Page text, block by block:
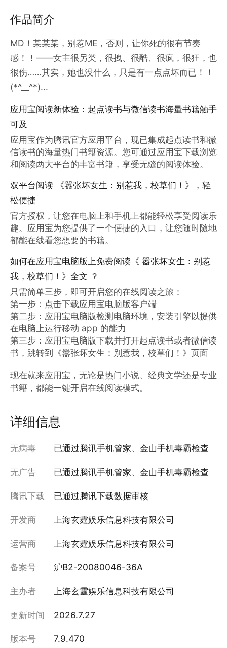
作品简介
MD！某某某，别惹ME，否则，让你死的很有节奏
感！！——女主很另类，很拽、很酷、很疯，很狂，也
很伤……其实，她也没什么，只是有一点点坏而已！！
(*^__^*)...
应用宝阅读新体验：起点读书与微信读书海量书籍触手
可及
应用宝作为腾讯官方应用平台，现已集成起点读书和微
信读书的海量热门书籍资源。您可通过应用宝下载浏览
和阅读两大平台的丰富书籍，享受无缝的阅读体验。
双平台阅读 《嚣张坏女生：别惹我，校草们！》，轻
松便捷
官方授权，让您在电脑上和手机上都能轻松享受阅读乐
趣。应用宝为您提供了一个便捷的入口，让您随时随地
都能在线看您想要的书籍。
如何在应用宝电脑版上免费阅读《 嚣张坏女生：别惹
我，校草们！》全文 ？
只需简单三步，即可开启您的在线阅读之旅：
第一步：点击下载应用宝电脑版客户端
第二步：应用宝电脑版检测电脑环境，安装引擎以提供
在电脑上运行移动 app 的能力
第三步：应用宝电脑版下载并打开起点读书或者微信读
书，跳转到《嚣张坏女生：别惹我，校草们！》页面
现在就来应用宝，无论是热门小说、经典文学还是专业
书籍，都能一键开启在线阅读模式。
详细信息
无病毒 已通过腾讯手机管家、金山手机毒霸检查
无广告 已通过腾讯手机管家、金山手机毒霸检查
腾讯下载 已通过腾讯下载数据审核
开发商 上海玄霆娱乐信息科技有限公司
运营商 上海玄霆娱乐信息科技有限公司
备案号 沪B2-20080046-36A
主办者 上海玄霆娱乐信息科技有限公司
更新时间 2026.7.27
版本号 7.9.470